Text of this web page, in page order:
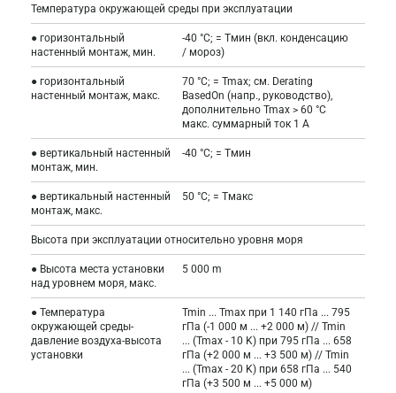
Температура окружающей среды при эксплуатации
● горизонтальный
настенный монтаж, мин.
-40 °C; = Tмин (вкл. конденсацию
/ мороз)
● горизонтальный
настенный монтаж, макс.
70 °C; = Tmax; см. Derating
BasedOn (напр., руководство),
дополнительно Tmax > 60 °C
макс. суммарный ток 1 А
● вертикальный настенный
монтаж, мин.
-40 °C; = Tмин
● вертикальный настенный
монтаж, макс.
50 °C; = Tмакс
Высота при эксплуатации относительно уровня моря
● Высота места установки
над уровнем моря, макс.
5 000 m
● Температура
окружающей среды-
давление воздуха-высота
установки
Tmin ... Tmax при 1 140 гПа ... 795
гПа (-1 000 м ... +2 000 м) // Tmin
... (Tmax - 10 K) при 795 гПа ... 658
гПа (+2 000 м ... +3 500 м) // Tmin
... (Tmax - 20 K) при 658 гПа ... 540
гПа (+3 500 м ... +5 000 м)